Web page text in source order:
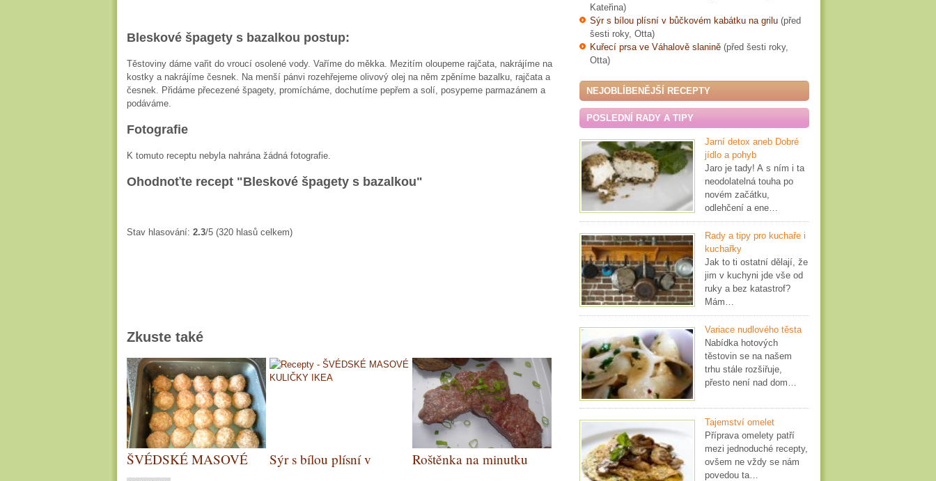
Bleskové špagety s bazalkou postup:
Těstoviny dáme vařit do vroucí osolené vody. Vaříme do měkka. Mezitím oloupeme rajčata, nakrájíme na
kostky a nakrájíme česnek. Na menší pánvi rozehřejeme olivový olej na něm zpěníme bazalku, rajčata a
česnek. Přidáme přecezené špagety, promícháme, dochutíme pepřem a solí, posypeme parmazánem a
podáváme.
Fotografie
K tomuto receptu nebyla nahrána žádná fotografie.
Ohodnoťte recept "Bleskové špagety s bazalkou"
Stav hlasování: 2.3/5 (320 hlasů celkem)
Zkuste také
ŠVÉDSKÉ MASOVÉ
KULIČKY IKEA
Sýr s bílou plísní v
Roštěnka na minutku
Kateřina)
Sýr s bílou plísní v bůčkovém kabátku na grilu (před
šesti roky, Otta)
Kuřecí prsa ve Váhalově slanině (před šesti roky,
Otta)
NEJOBLÍBENĚJŠÍ RECEPTY
POSLEDNÍ RADY A TIPY
Jarní detox aneb Dobré
jídlo a pohyb
Jaro je tady! A s ním i ta
neodolatelná touha po
novém začátku,
odlehčení a ene…
Rady a tipy pro kuchaře i
kuchařky
Jak to ti ostatní dělají, že
jim v kuchyni jde vše od
ruky a bez katastrof?
Mám…
Variace nudlového těsta
Nabídka hotových
těstovin se na našem
trhu stále rozšiřuje,
přesto není nad dom…
Tajemství omelet
Příprava omelety patří
mezi jednoduché recepty,
ovšem ne vždy se nám
povedou ta…